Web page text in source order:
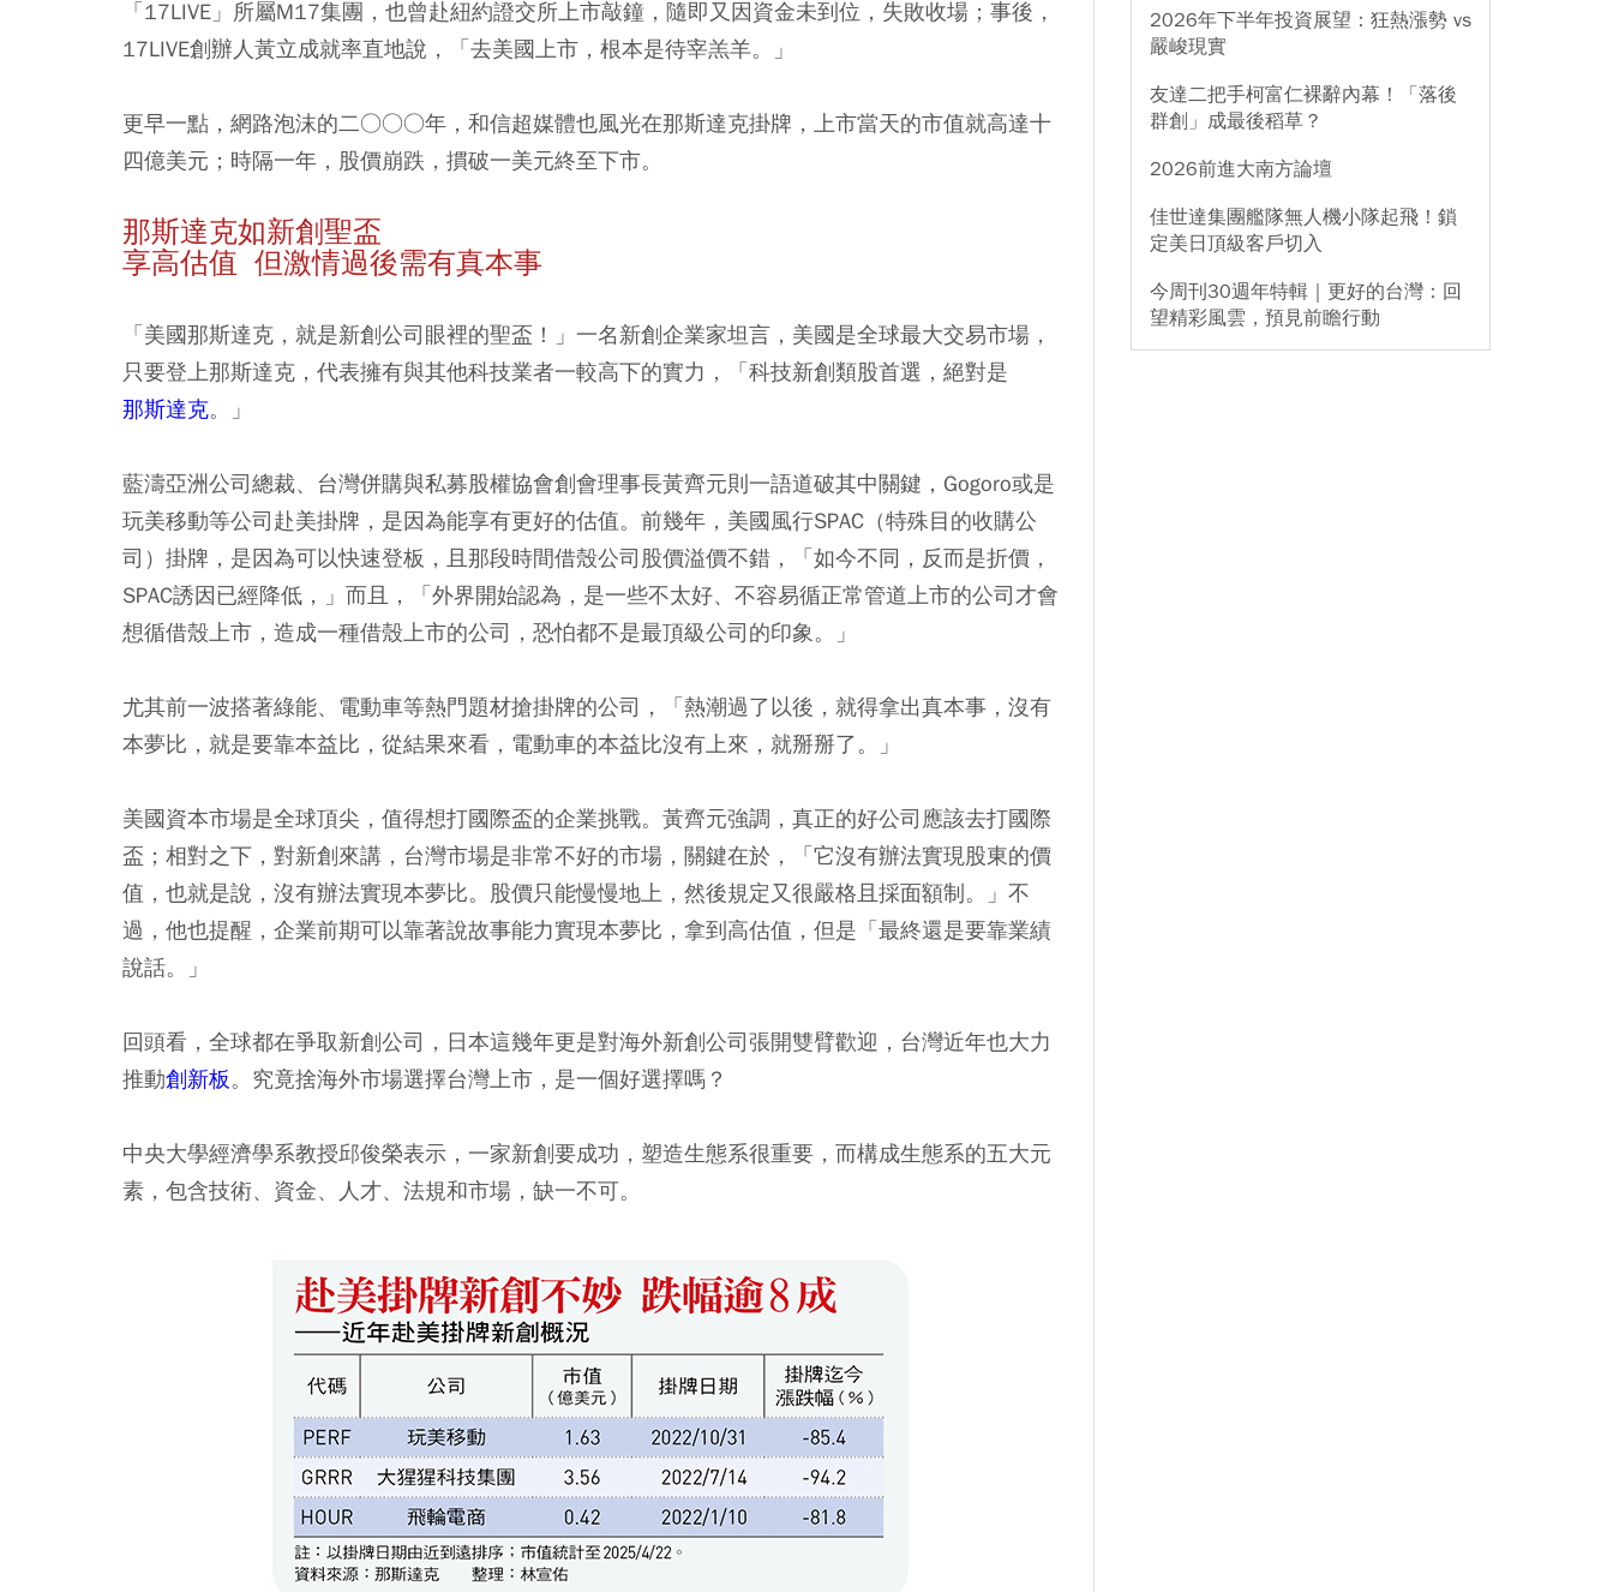
「17LIVE」所屬M17集團，也曾赴紐約證交所上市敲鐘，隨即又因資金未到位，失敗收場；事後，
17LIVE創辦人黃立成就率直地說，「去美國上市，根本是待宰羔羊。」
更早一點，網路泡沫的二○○○年，和信超媒體也風光在那斯達克掛牌，上市當天的市值就高達十
四億美元；時隔一年，股價崩跌，摜破一美元終至下市。
那斯達克如新創聖盃
享高估值 但激情過後需有真本事
「美國那斯達克，就是新創公司眼裡的聖盃！」一名新創企業家坦言，美國是全球最大交易市場，
只要登上那斯達克，代表擁有與其他科技業者一較高下的實力，「科技新創類股首選，絕對是
那斯達克。」
藍濤亞洲公司總裁、台灣併購與私募股權協會創會理事長黃齊元則一語道破其中關鍵，Gogoro或是
玩美移動等公司赴美掛牌，是因為能享有更好的估值。前幾年，美國風行SPAC（特殊目的收購公
司）掛牌，是因為可以快速登板，且那段時間借殼公司股價溢價不錯，「如今不同，反而是折價，
SPAC誘因已經降低，」而且，「外界開始認為，是一些不太好、不容易循正常管道上市的公司才會
想循借殼上市，造成一種借殼上市的公司，恐怕都不是最頂級公司的印象。」
尤其前一波搭著綠能、電動車等熱門題材搶掛牌的公司，「熱潮過了以後，就得拿出真本事，沒有
本夢比，就是要靠本益比，從結果來看，電動車的本益比沒有上來，就掰掰了。」
美國資本市場是全球頂尖，值得想打國際盃的企業挑戰。黃齊元強調，真正的好公司應該去打國際
盃；相對之下，對新創來講，台灣市場是非常不好的市場，關鍵在於，「它沒有辦法實現股東的價
值，也就是說，沒有辦法實現本夢比。股價只能慢慢地上，然後規定又很嚴格且採面額制。」不
過，他也提醒，企業前期可以靠著說故事能力實現本夢比，拿到高估值，但是「最終還是要靠業績
說話。」
回頭看，全球都在爭取新創公司，日本這幾年更是對海外新創公司張開雙臂歡迎，台灣近年也大力
推動創新板。究竟捨海外市場選擇台灣上市，是一個好選擇嗎？
中央大學經濟學系教授邱俊榮表示，一家新創要成功，塑造生態系很重要，而構成生態系的五大元
素，包含技術、資金、人才、法規和市場，缺一不可。
2026年下半年投資展望：狂熱漲勢 vs
嚴峻現實
友達二把手柯富仁裸辭內幕！「落後
群創」成最後稻草？
2026前進大南方論壇
佳世達集團艦隊無人機小隊起飛！鎖
定美日頂級客戶切入
今周刊30週年特輯｜更好的台灣：回
望精彩風雲，預見前瞻行動